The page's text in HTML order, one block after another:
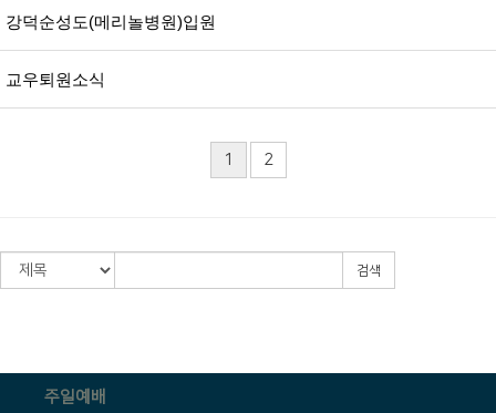
강덕순성도(메리놀병원)입원
교우퇴원소식
1 2
검색
주일예배